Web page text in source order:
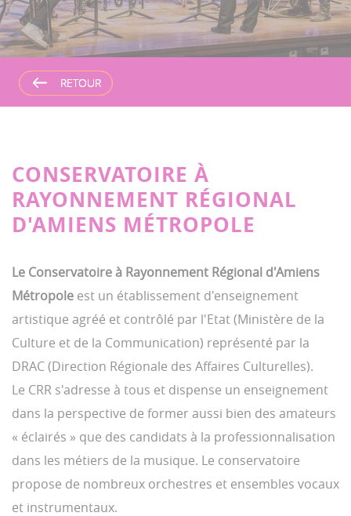
RETOUR
RETOUR
RETOUR
CONSERVATOIRE À
RAYONNEMENT RÉGIONAL
D'AMIENS MÉTROPOLE
Le Conservatoire à Rayonnement Régional d'Amiens
Métropole est un établissement d'enseignement
artistique agréé et contrôlé par l'Etat (Ministère de la
Culture et de la Communication) représenté par la
DRAC (Direction Régionale des Affaires Culturelles).
Le CRR s'adresse à tous et dispense un enseignement
dans la perspective de former aussi bien des amateurs
« éclairés » que des candidats à la professionnalisation
dans les métiers de la musique. Le conservatoire
propose de nombreux orchestres et ensembles vocaux
et instrumentaux.